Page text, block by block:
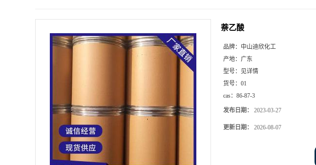
萘乙酸
品牌： 中山迪欣化工
产地： 广东
型号：
见详情
货号： 01
cas： 86-87-3
发布日期： 2023-03-27
更新日期： 2026-08-07